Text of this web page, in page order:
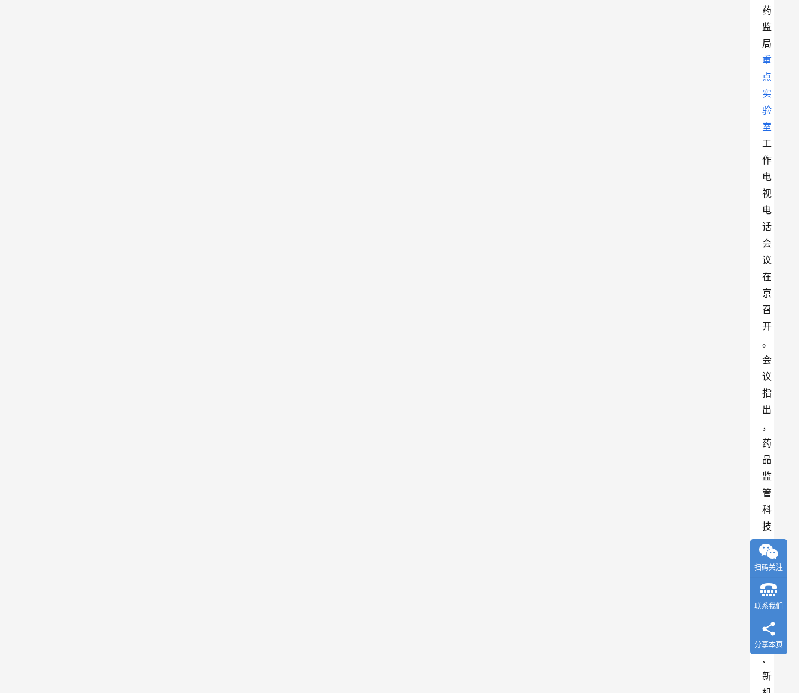
药
监
局
重
点
实
验
室
工
作
电
视
电
话
会
议
在
京
召
开
。
会
议
指
出
，
药
品
监
管
科
技
工
作
临
新
形
势
、
新
扫码关注
联系我们
分享本页